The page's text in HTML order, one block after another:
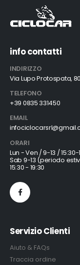
info contatti
INDIRIZZO
Via Lupo Protospata, 80
TELEFONO
+39 0835 331450
EMAIL
ORARI
Lun - Ven / 9-13 / 15:30-
Sab 9-13 (periodo
15:30 - 19:30
Servizio Clienti
Aiuto & FAQs
Traccia ordine